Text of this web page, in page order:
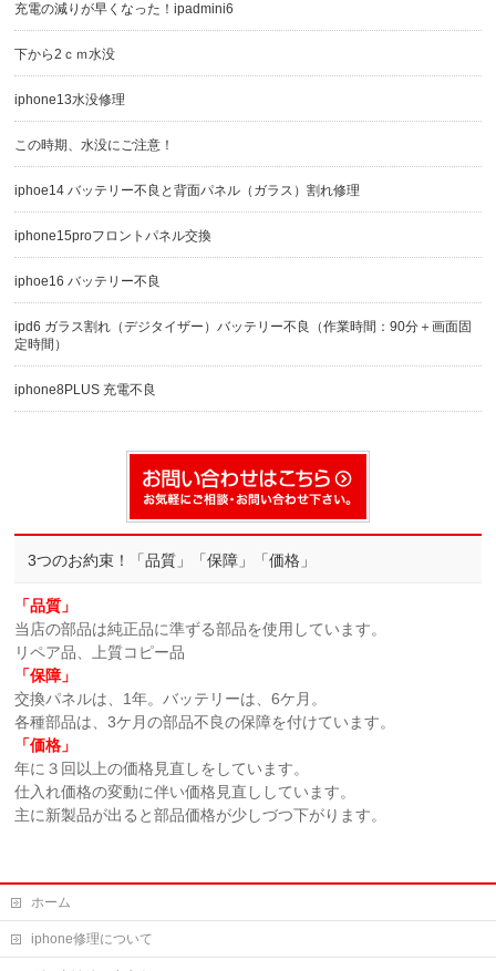
充電の減りが早くなった！ipadmini6
下から2ｃｍ水没
iphone13水没修理
この時期、水没にご注意！
iphoe14 バッテリー不良と背面パネル（ガラス）割れ修理
iphone15proフロントパネル交換
iphoe16 バッテリー不良
ipd6 ガラス割れ（デジタイザー）バッテリー不良（作業時間：90分＋画面固
定時間）
iphone8PLUS 充電不良
3つのお約束！「品質」「保障」「価格」
「品質」
当店の部品は純正品に準ずる部品を使用しています。
リペア品、上質コピー品
「保障」
交換パネルは、1年。バッテリーは、6ケ月。
各種部品は、3ケ月の部品不良の保障を付けています。
「価格」
年に３回以上の価格見直しをしています。
仕入れ価格の変動に伴い価格見直ししています。
主に新製品が出ると部品価格が少しづつ下がります。
ホーム
iphone修理について